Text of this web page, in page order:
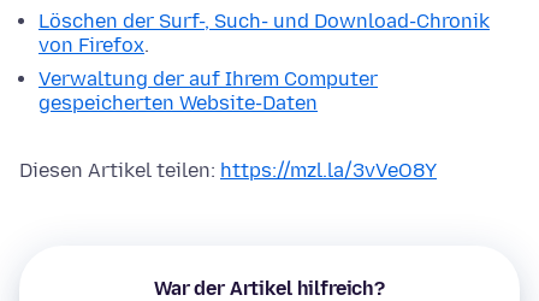
Löschen der Surf-, Such- und Download-Chronik
von Firefox.
Verwaltung der auf Ihrem Computer
gespeicherten Website-Daten
Diesen Artikel teilen: https://mzl.la/3vVeO8Y
War der Artikel hilfreich?